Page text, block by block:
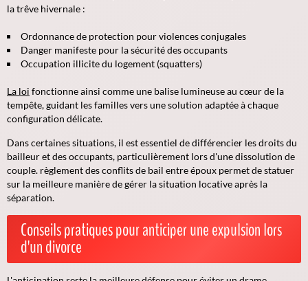
la trêve hivernale :
Ordonnance de protection pour violences conjugales
Danger manifeste pour la sécurité des occupants
Occupation illicite du logement (squatters)
La loi fonctionne ainsi comme une balise lumineuse au cœur de la
tempête, guidant les familles vers une solution adaptée à chaque
configuration délicate.
Dans certaines situations, il est essentiel de différencier les droits du
bailleur et des occupants, particulièrement lors d'une dissolution de
couple. règlement des conflits de bail entre époux permet de statuer
sur la meilleure manière de gérer la situation locative après la
séparation.
Conseils pratiques pour anticiper une expulsion lors
d'un divorce